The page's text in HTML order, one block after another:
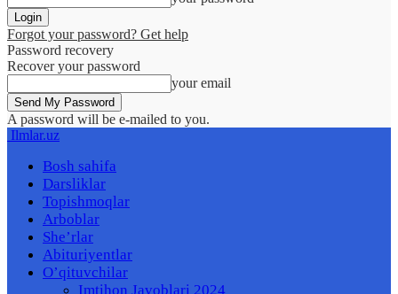
Forgot your password? Get help
Password recovery
Recover your password
your email
A password will be e-mailed to you.
Ilmlar.uz
Bosh sahifa
Darsliklar
Topishmoqlar
Arboblar
She’rlar
Abituriyentlar
O’qituvchilar
Imtihon Javoblari 2024